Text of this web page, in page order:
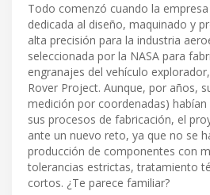
Todo comenzó cuando la
dedicada al diseño, maquinado y
alta precisión para la industria
seleccionada por la NASA para
engranajes del vehículo
Rover Project. Aunque, por años,
medición por coordenadas)
sus procesos de fabricación, el
ante un nuevo reto, ya que no se
producción de componentes con
tolerancias estrictas, tratamiento
cortos. ¿Te parece familiar?